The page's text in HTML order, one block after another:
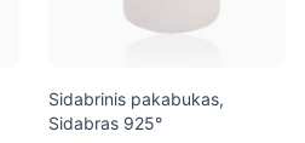
Sidabrinis pakabukas,
Sidabras 925°